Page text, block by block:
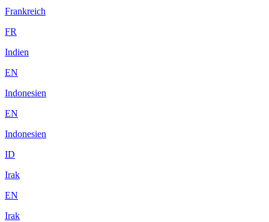
Frankreich
FR
Indien
EN
Indonesien
EN
Indonesien
ID
Irak
EN
Irak